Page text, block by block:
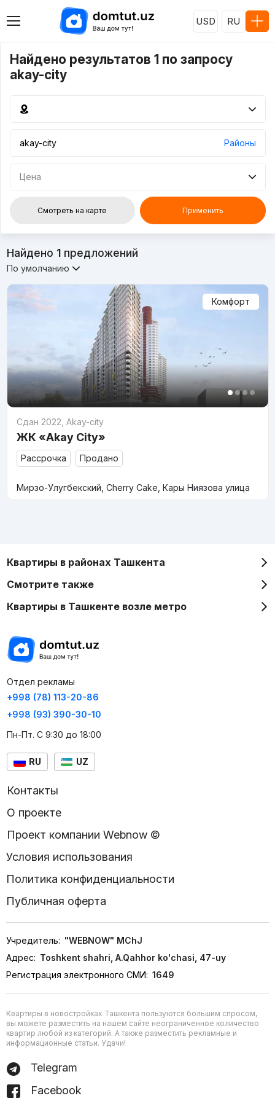
USD RU
Найдено результатов 1 по запросу
akay-city
Районы
Цена
Смотреть на карте Применить
Найдено 1предложений
По умолчанию
Комфорт
Сдан 2022 Akay-city
ЖК «Akay City»
Рассрочка Продано
Мирзо-Улугбекский, Cherry Cake, Кары Ниязова улица
Квартиры в районах Ташкента
Смотрите также
Квартиры в Ташкенте возле метро
Отдел рекламы
+998 (78) 113-20-86
+998 (93) 390-30-10
Пн-Пт. С 9:30 до 18:00
RU UZ
Контакты
О проекте
Проект компании Webnow ©
Условия использования
Политика конфиденциальности
Публичная оферта
Учредитель: "WEBNOW" MChJ
Адрес: Toshkent shahri, A.Qahhor ko'chasi, 47-uy
Регистрация электронного СМИ: 1649
Квартиры в новостройках Ташкента пользуются большим спросом,
вы можете разместить на нашем сайте неограниченное количество
квартир любой из категорий. А также разместить рекламные и
информационные статьи. Удачи!
Telegram
Facebook